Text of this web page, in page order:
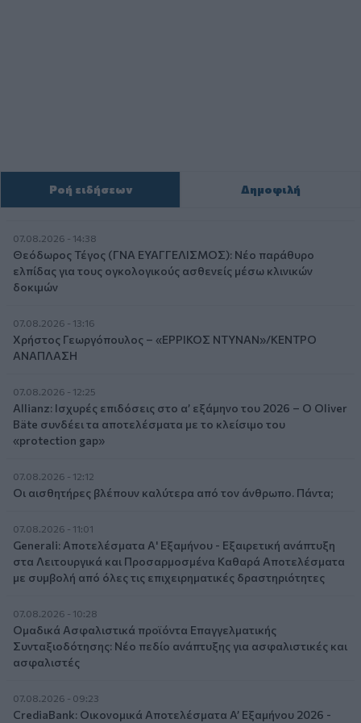
Ροή ειδήσεων Δημοφιλή
07.08.2026 - 14:38
Θεόδωρος Τέγος (ΓΝΑ ΕΥΑΓΓΕΛΙΣΜΟΣ): Νέο παράθυρο
ελπίδας για τους ογκολογικούς ασθενείς μέσω κλινικών
δοκιμών
07.08.2026 - 13:16
Χρήστος Γεωργόπουλος – «ΕΡΡΙΚΟΣ ΝΤΥΝΑΝ»/ΚΕΝΤΡΟ
ΑΝΑΠΛΑΣΗ
07.08.2026 - 12:25
Allianz: Ισχυρές επιδόσεις στο α’ εξάμηνο του 2026 – Ο Oliver
Bäte συνδέει τα αποτελέσματα με το κλείσιμο του
«protection gap»
07.08.2026 - 12:12
Οι αισθητήρες βλέπουν καλύτερα από τον άνθρωπο. Πάντα;
07.08.2026 - 11:01
Generali: Αποτελέσματα Α' Εξαμήνου - Εξαιρετική ανάπτυξη
στα Λειτουργικά και Προσαρμοσμένα Καθαρά Αποτελέσματα
με συμβολή από όλες τις επιχειρηματικές δραστηριότητες
07.08.2026 - 10:28
Ομαδικά Ασφαλιστικά προϊόντα Επαγγελματικής
Συνταξιοδότησης: Νέο πεδίο ανάπτυξης για ασφαλιστικές και
ασφαλιστές
07.08.2026 - 09:23
CrediaBank: Οικονομικά Αποτελέσματα A’ Εξαμήνου 2026 -